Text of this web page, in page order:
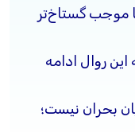
موجب گستاخ‌تر
این روال ادامه
بحران نیست؛